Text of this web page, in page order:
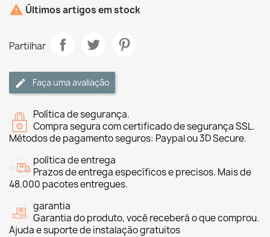
 Últimos artigos em stock
Partilhar
Faça uma avaliação
Política de segurança.
Compra segura com certificado de segurança SSL.
Métodos de pagamento seguros: Paypal ou 3D Secure.
política de entrega
Prazos de entrega específicos e precisos. Mais de
48.000 pacotes entregues.
garantia
Garantia do produto, você receberá o que comprou.
Ajuda e suporte de instalação gratuitos